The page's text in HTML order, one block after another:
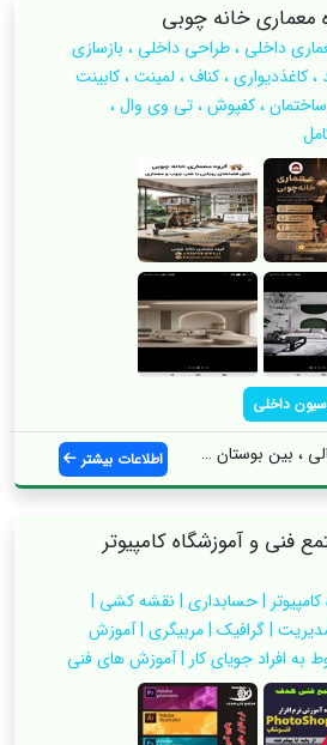
معماری خانه چوبی
داخلی ، طراحی داخلی ، بازسازی
کاغذدیواری ، کناف ، لمینت ، کابینت
، کفپوش ، تی وی وال ،
داخلی
بین بوستان 18 ... اطلاعات بیشتر
فنی و آموزشگاه کامپیوتر
کامپیوتر | حسابداری | نقشه کشی |
| گرافیک | مربیگری | آموزش
به افراد جویای کار | آموزش های فنی